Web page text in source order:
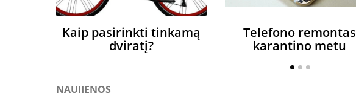
Kaip pasirinkti tinkamą
dviratį?
Telefono remontas
karantino metu
NAUJIENOS